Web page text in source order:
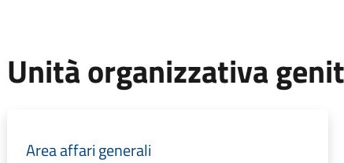
Unità organizzativa
Area affari generali